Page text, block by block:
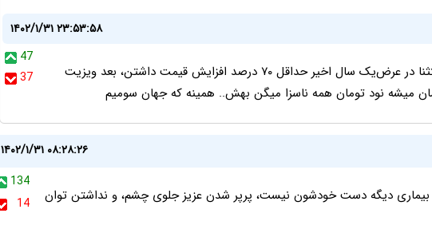
۱۴۰۲/۱/۳۱ ۲۳:۵۳:۵۸
47
37
همه اجناس بدون استثنا در عرض‌یک سال اخیر حداقل ۷۰ درصد افزایش قیمت داشتن، بعد ویزیت
میشه نود تومان همه ناسزا میگن بهش.. همینه که جهان سومیم
۱۴۰۲/۱/۳۱ ۰۸:۲۸:۲۶
134
14
دیگه دست خودشون نیست، پرپر شدن عزیز جلوی چشم، و نداشتن توان